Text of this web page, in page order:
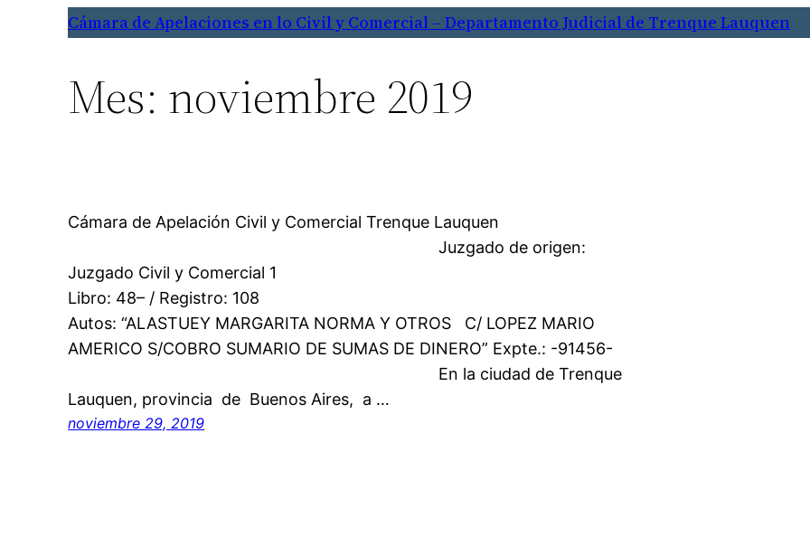
Cámara de Apelaciones en lo Civil y Comercial – Departamento Judicial de Trenque Lauquen
Mes: noviembre 2019
Cámara de Apelación Civil y Comercial Trenque Lauquen
Juzgado de origen:
Juzgado Civil y Comercial 1
Libro: 48– / Registro: 108
Autos: “ALASTUEY MARGARITA NORMA Y OTROS C/ LOPEZ MARIO
AMERICO S/COBRO SUMARIO DE SUMAS DE DINERO” Expte.: -91456-
En la ciudad de Trenque
Lauquen, provincia de Buenos Aires, a …
noviembre 29, 2019